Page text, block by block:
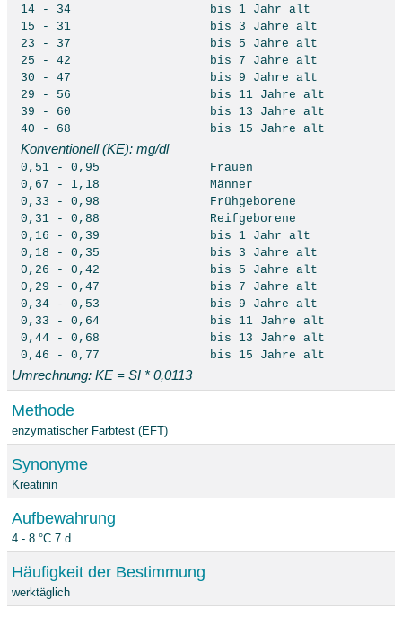
14 - 34
15 - 31
23 - 37
25 - 42
30 - 47
29 - 56
39 - 60
40 - 68
bis 1 Jahr alt
bis 3 Jahre alt
bis 5 Jahre alt
bis 7 Jahre alt
bis 9 Jahre alt
bis 11 Jahre alt
bis 13 Jahre alt
bis 15 Jahre alt
Konventionell (KE): mg/dl
0,51 - 0,95
0,67 - 1,18
0,33 - 0,98
0,31 - 0,88
0,16 - 0,39
0,18 - 0,35
0,26 - 0,42
0,29 - 0,47
0,34 - 0,53
0,33 - 0,64
0,44 - 0,68
0,46 - 0,77
Frauen
Männer
Frühgeborene
Reifgeborene
bis 1 Jahr alt
bis 3 Jahre alt
bis 5 Jahre alt
bis 7 Jahre alt
bis 9 Jahre alt
bis 11 Jahre alt
bis 13 Jahre alt
bis 15 Jahre alt
Umrechnung: KE = SI * 0,0113
Methode
enzymatischer Farbtest (EFT)
Synonyme
Kreatinin
Aufbewahrung
4 - 8 °C 7 d
Häufigkeit der Bestimmung
werktäglich